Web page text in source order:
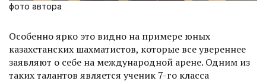
фото автора
Особенно ярко это видно на примере юных
казахстанских шахматистов, которые все увереннее
заявляют о себе на международной арене. Одним из
таких талантов является ученик 7-го класса